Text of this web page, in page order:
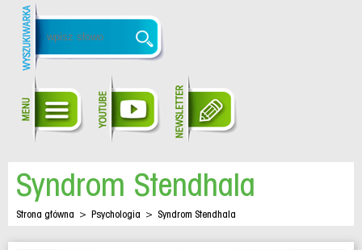
Syndrom Stendhala
Strona główna > Psychologia > Syndrom Stendhala